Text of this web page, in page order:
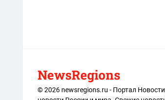
NewsRegions
© 2026 newsregions.ru - Портал